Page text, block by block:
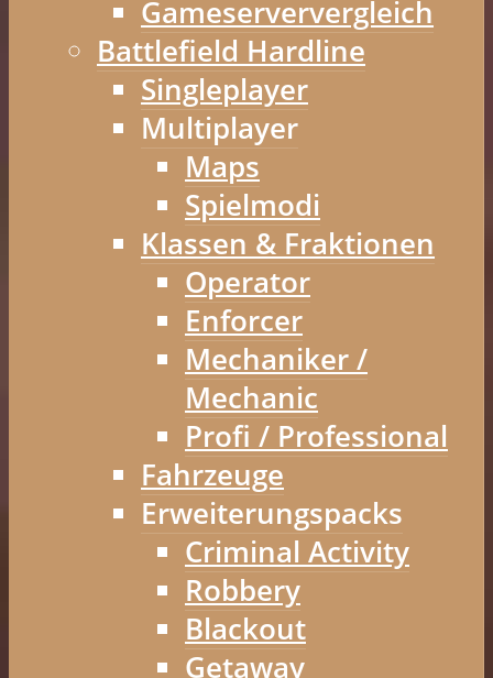
Gameserververgleich
Battlefield Hardline
Singleplayer
Multiplayer
Maps
Spielmodi
Klassen & Fraktionen
Operator
Enforcer
Mechaniker /
Mechanic
Profi / Professional
Fahrzeuge
Erweiterungspacks
Criminal Activity
Robbery
Blackout
Getaway